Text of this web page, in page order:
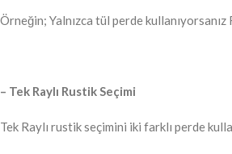
Örneğin; Yalnızca tül perde
– Tek Raylı Rustik Seçimi
Tek Raylı rustik seçimini iki farklı perde